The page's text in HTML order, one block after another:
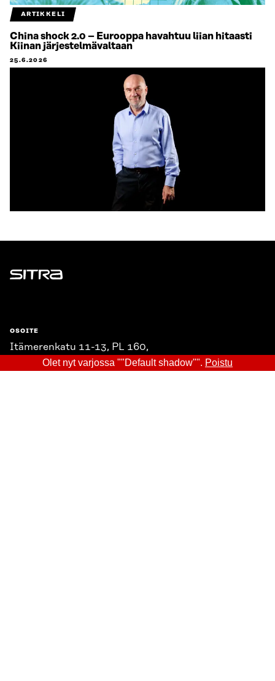
ARTIKKELI
China shock 2.0 – Eurooppa havahtuu liian hitaasti
Kiinan järjestelmävaltaan
25.6.2026
Sitra
OSOITE
Itämerenkatu 11-13, PL 160,
00181 Helsinki
Olet nyt varjossa ""Default shadow"". Poistu